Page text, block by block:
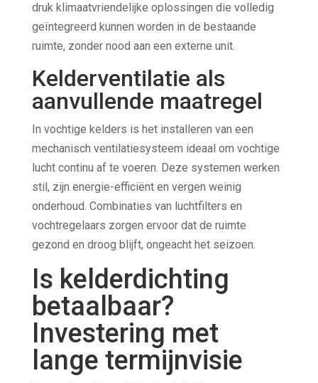
druk klimaatvriendelijke oplossingen die volledig
geïntegreerd kunnen worden in de bestaande
ruimte, zonder nood aan een externe unit.
Kelderventilatie als
aanvullende maatregel
In vochtige kelders is het installeren van een
mechanisch ventilatiesysteem ideaal om vochtige
lucht continu af te voeren. Deze systemen werken
stil, zijn energie-efficiënt en vergen weinig
onderhoud. Combinaties van luchtfilters en
vochtregelaars zorgen ervoor dat de ruimte
gezond en droog blijft, ongeacht het seizoen.
Is kelderdichting
betaalbaar?
Investering met
lange termijnvisie